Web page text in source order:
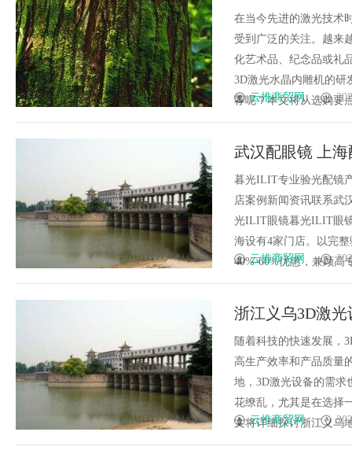
在当今先进的激光技术
受到广泛的关注。越来
化艺术品、纪念品或礼
3D激光水晶内雕机的研
荐呢？本文将从选购要
云推商贸网
武汉配眼镜 上
暮光ILIT专业验光配镜
店案例新闻资讯联系武
光ILIT眼镜暮光ILIT眼
海设有4家门店。以完
40%-60%优惠，兼顾高
云推商贸网
浙江义乌3D激
随着科技的快速发展，
高生产效率和产品质量
地，3D激光设备的需求
花缭乱，尤其是在选择
文将详细探讨浙江义乌
云推商贸网